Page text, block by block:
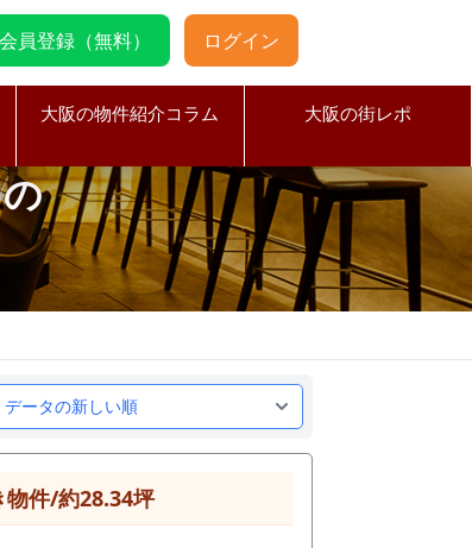
会員登録（無料） ログイン
大阪の物件紹介コラム 大阪の街レポ
物件/約28.34坪